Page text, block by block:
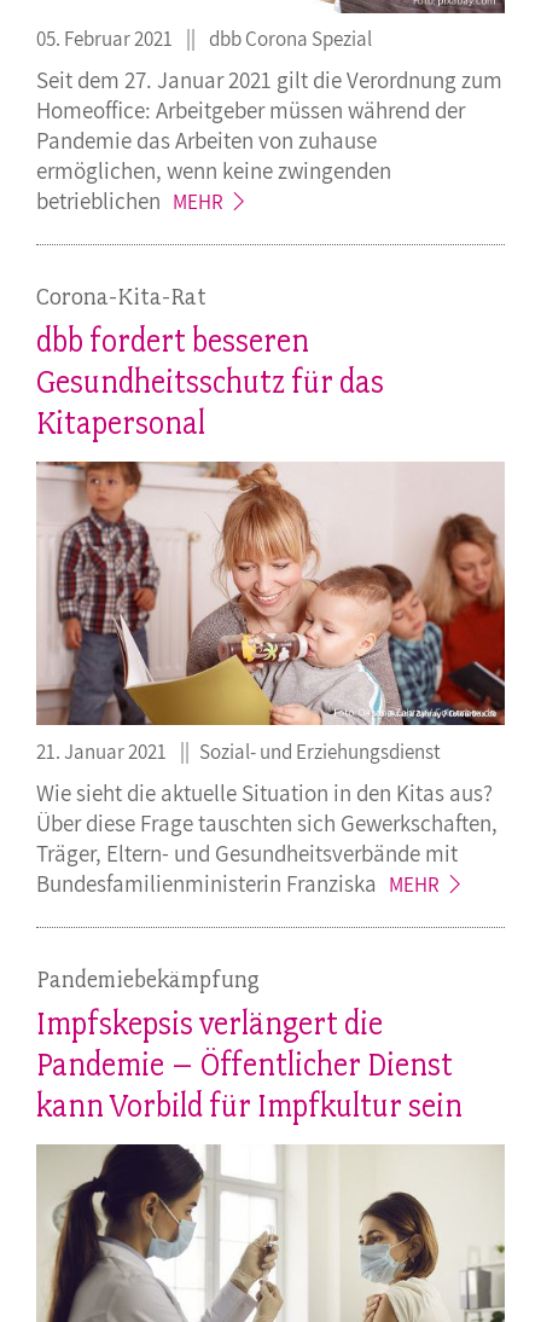
05. Februar 2021 dbb Corona Spezial
Seit dem 27. Januar 2021 gilt die Verordnung zum
Homeoffice: Arbeitgeber müssen während der
Pandemie das Arbeiten von zuhause
ermöglichen, wenn keine zwingenden
betrieblichen MEHR
Corona-Kita-Rat
dbb fordert besseren
Gesundheitsschutz für das
Kitapersonal
21. Januar 2021 Sozial- und Erziehungsdienst
Wie sieht die aktuelle Situation in den Kitas aus?
Über diese Frage tauschten sich Gewerkschaften,
Träger, Eltern- und Gesundheitsverbände mit
Bundesfamilienministerin Franziska MEHR
Pandemiebekämpfung
Impfskepsis verlängert die
Pandemie – Öffentlicher Dienst
kann Vorbild für Impfkultur sein